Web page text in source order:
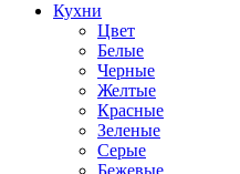
Кухни
Цвет
Белые
Черные
Желтые
Красные
Зеленые
Серые
Бежевые